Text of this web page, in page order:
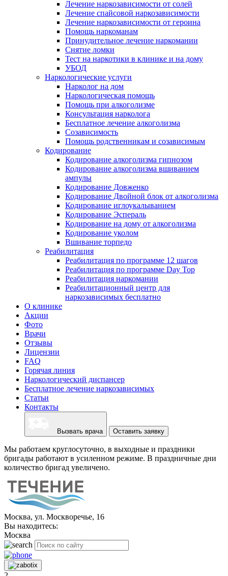
Лечение наркозависимости от солей
Лечение спайсовой наркозависимости
Лечение наркозависимости от героина
Помощь наркоманам
Принудительное лечение наркомании
Снятие ломки
Тест на наркотики в клинике и на дому
УБОД
Наркологические услуги
Нарколог на дом
Наркологическая помощь
Помощь при алкоголизме
Консультация нарколога
Бесплатное лечение алкоголизма
Созависимость
Помощь родственникам и созависимым
Кодирование
Кодирование алкоголизма гипнозом
Кодирование алкоголизма вшиванием
ампулы
Кодирование Довженко
Кодирование Двойной блок от алкоголизма
Кодирование иглоукалыванием
Кодирование Эспераль
Кодирование на дому от алкоголизма
Кодирование уколом
Вшивание торпедо
Реабилитация
Реабилитация по программе 12 шагов
Реабилитация по программе Day Top
Реабилитация наркомании
Реабилитационный центр для
наркозависимых бесплатно
О клинике
Акции
Фото
Врачи
Отзывы
Лицензии
FAQ
Горячая линия
Наркологический диспансер
Бесплатное лечение наркозависимых
Статьи
Контакты
Вызвать врача Оставить заявку
Мы работаем круглосуточно, в выходные и праздники
бригады работают в усиленном режиме. В праздничные дни
количество бригад увеличено.
Москва, ул. Москворечье, 16
Вы находитесь:
Москва